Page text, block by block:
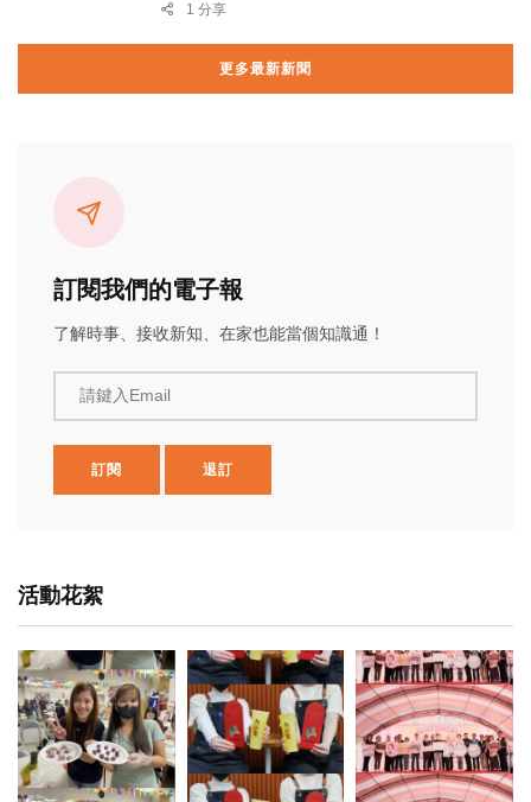
1 分享
更多最新新聞
訂閱我們的電子報
了解時事、接收新知、在家也能當個知識通！
請鍵入Email
訂閱 退訂
活動花絮